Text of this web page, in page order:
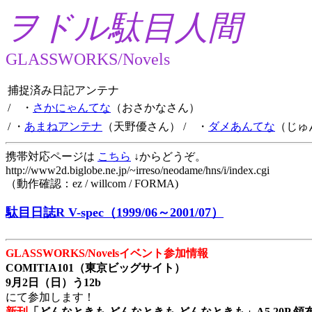
ヲドル駄目人間
GLASSWORKS/Novels
捕捉済み日記アンテナ
/ ・ さかにゃんてな （おさかなさん）
/ ・ あまねアンテナ （天野優さん） / ・ ダメあんてな （じ
携帯対応ページは こちら ↓からどうぞ。
http://www2d.biglobe.ne.jp/~irreso/neodame/hns/i/index.cgi
（動作確認：ez / willcom / FORMA)
駄目日誌R V-spec（1999/06～2001/07）
GLASSWORKS/Novelsイベント参加情報
COMITIA101（東京ビッグサイト）
9月2日（日）う12b
にて参加します！